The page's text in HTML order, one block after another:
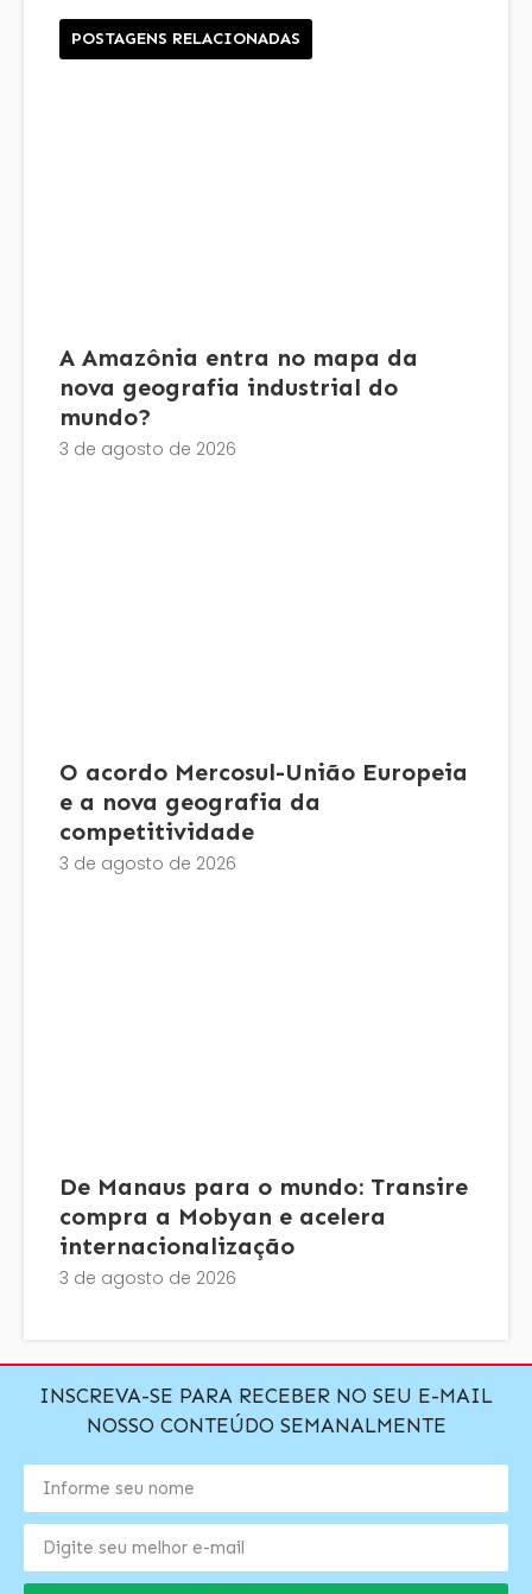
POSTAGENS RELACIONADAS
A Amazônia entra no mapa da
nova geografia industrial do
mundo?
3 de agosto de 2026
O acordo Mercosul-União Europeia
e a nova geografia da
competitividade
3 de agosto de 2026
De Manaus para o mundo: Transire
compra a Mobyan e acelera
internacionalização
3 de agosto de 2026
INSCREVA-SE PARA RECEBER NO SEU E-MAIL
NOSSO CONTEÚDO SEMANALMENTE